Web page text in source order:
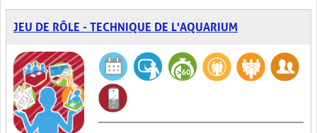
JEU DE RÔLE - TECHNIQUE DE L'AQUARIUM